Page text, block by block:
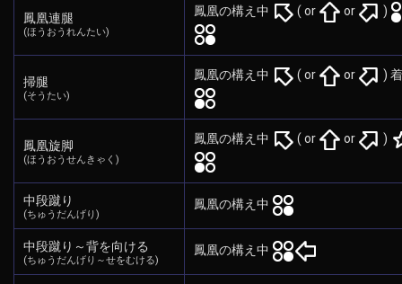
鳳凰連腿
(ほうおうれんたい)
鳳凰の構え中 ( or or )
掃腿
(そうたい)
鳳凰の構え中 ( or or )
鳳凰旋脚
(ほうおうせんきゃく)
鳳凰の構え中 ( or or )
中段蹴り
(ちゅうだんげり)
鳳凰の構え中
中段蹴り～背を向ける
(ちゅうだんげり～せをむける)
鳳凰の構え中